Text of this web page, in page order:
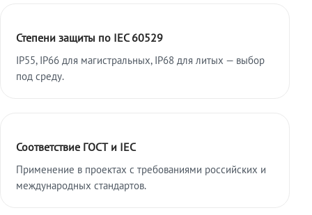
Степени защиты по IEC 60529
IP55, IP66 для магистральных, IP68 для литых — выбор
под среду.
Соответствие ГОСТ и IEC
Применение в проектах с требованиями российских и
международных стандартов.